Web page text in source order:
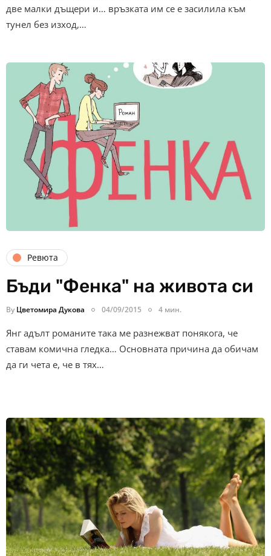
две малки дъщери и… връзката им се е засилила към
тунел без изход,…
Ревюта
Бъди "Фенка" на живота си
By Цветомира Дукова 04/09/2015 4 мин.
Янг адълт романите така ме разнежват понякога, че
ставам комична гледка… Основната причина да обичам
да ги чета е, че в тях…